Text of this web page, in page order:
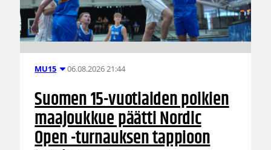
MU15 06.08.2026 21:44
Suomen 15-vuotiaiden poikien
maajoukkue päätti Nordic
Open -turnauksen tappioon